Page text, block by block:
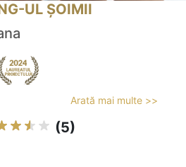
UL ȘOIMII
Arată mai multe >>
(5)